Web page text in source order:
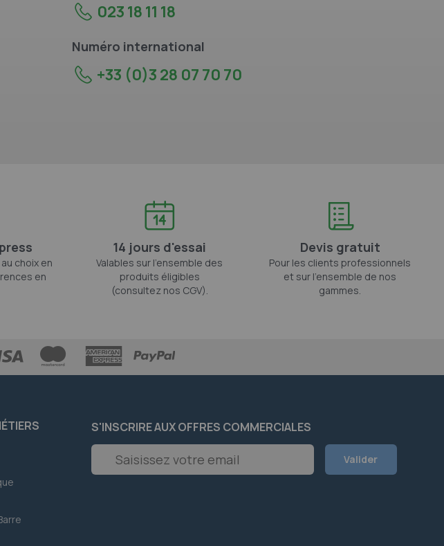
023 18 11 18
Numéro international
+33 (0)3 28 07 70 70
choix en
en
14 jours d'essai
Valables sur l'ensemble des
produits éligibles
(consultez nos CGV).
Devis gratuit
Pour les clients professionnels
et sur l'ensemble de nos
gammes.
S'INSCRIRE AUX OFFRES COMMERCIALES
Inscription
notre
Valider